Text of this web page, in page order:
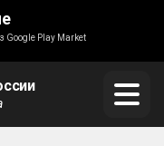
Google Play Market